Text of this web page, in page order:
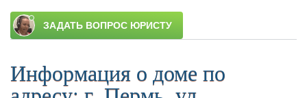
Главное меню
Информация о доме по